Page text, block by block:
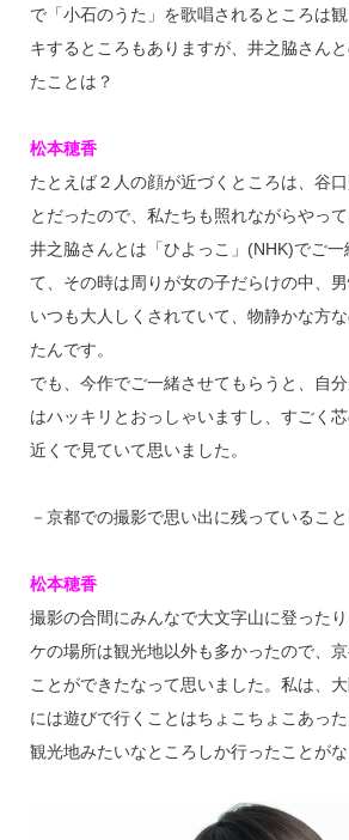
で「小石のうた」を歌唱されるところは
キするところもありますが、井之脇さん
たことは？
松本穂香
たとえば２人の顔が近づくところは、谷
とだったので、私たちも照れながらやって
井之脇さんとは「ひよっこ」(NHK)でご
て、その時は周りが女の子だらけの中、男
いつも大人しくされていて、物静かな方
たんです。
でも、今作でご一緒させてもらうと、自
はハッキリとおっしゃいますし、すごく
近くで見ていて思いました。
－京都での撮影で思い出に残っていること
松本穂香
撮影の合間にみんなで大文字山に登った
ケの場所は観光地以外も多かったので、
ことができたなって思いました。私は、
には遊びで行くことはちょこちょこあっ
観光地みたいなところしか行ったことがな